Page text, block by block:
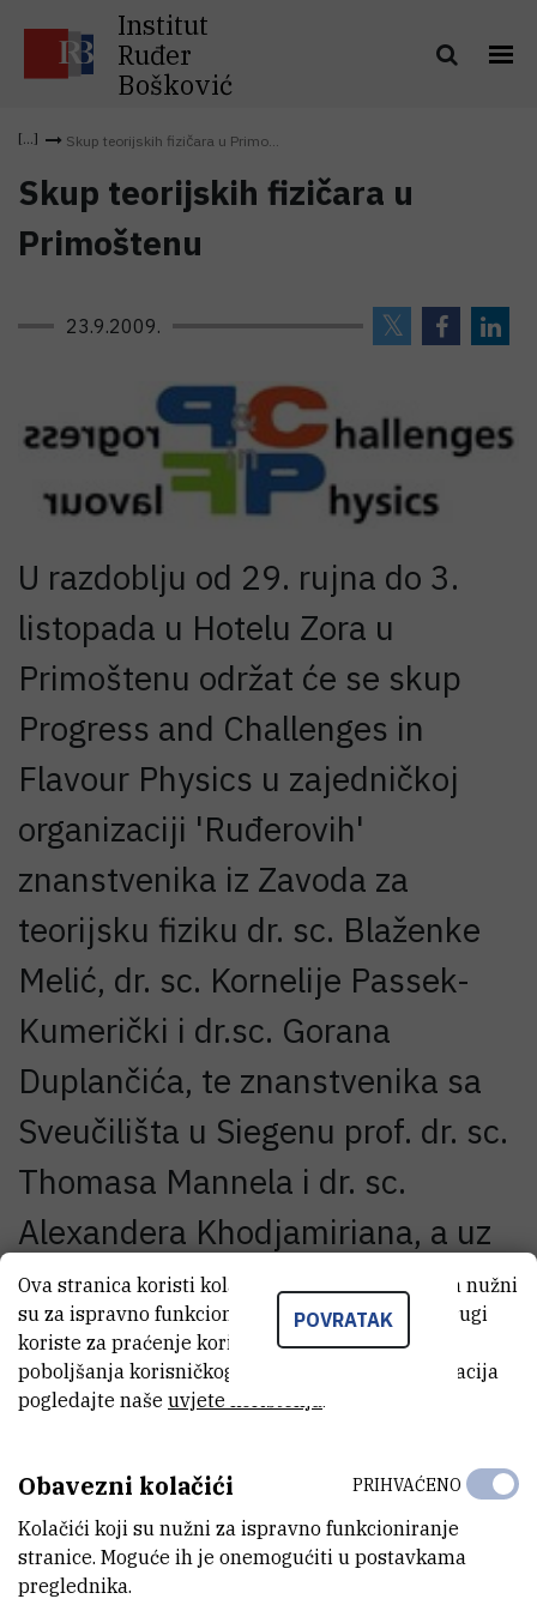
Institut
Ruđer
Bošković
Skup teorijskih fizičara u Primo...
Skup teorijskih fizičara u
Primoštenu
23.9.2009.
U razdoblju od 29. rujna do 3.
listopada u Hotelu Zora u
Primoštenu održat će se skup
Progress and Challenges in
Flavour Physics u zajedničkoj
organizaciji 'Ruđerovih'
znanstvenika iz Zavoda za
teorijsku fiziku dr. sc. Blaženke
Melić, dr. sc. Kornelije Passek-
Kumerički i dr.sc. Gorana
Duplančića, te znanstvenika sa
Sveučilišta u Siegenu prof. dr. sc.
Thomasa Mannela i dr. sc.
Alexandera Khodjamiriana, a uz
potporu Ministarstva znanosti,
obrazovanja i športa, Hrvatske
akademije znanosti i umjetnosti
Humboldt.
Cilj skupa je okupiti znanstvenike koji aktivno rade na različitim
problemima fizike kvarkova s naglaskom na procese u kojima dolazi
POVRATAK
Ova stranica koristi kolačiće. Neki od tih kolačića nužni
su za ispravno funkcioniranje stranice, dok se drugi
koriste za praćenje korištenja stranice radi
poboljšanja korisničkog iskustva. Za više informacija
pogledajte naše uvjete korištenja.
Obavezni kolačići
Kolačići koji su nužni za ispravno funkcioniranje
stranice. Moguće ih je onemogućiti u postavkama
preglednika.
PRIHVAĆENO